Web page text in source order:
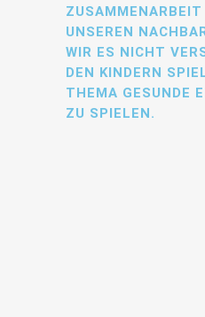
UNSEREN
WIR ES NICHT
DEN KINDERN
THEMA GESUNDE
ZU SPIELEN.